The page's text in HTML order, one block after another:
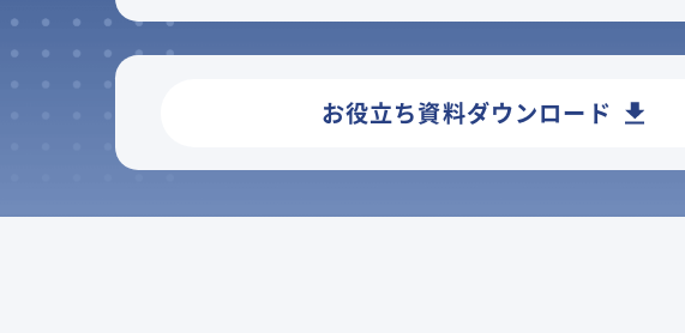
お役立ち資料ダウンロード